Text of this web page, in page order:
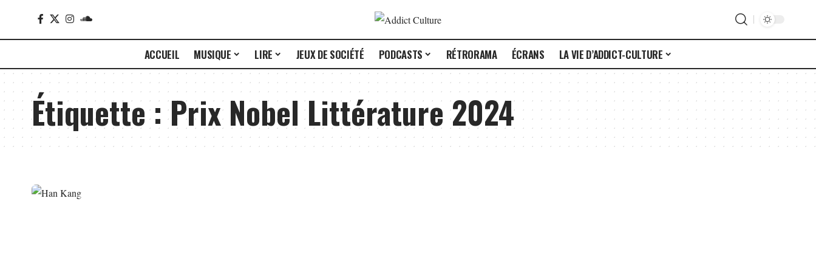
ACCUEIL MUSIQUE LIRE JEUX DE SOCIÉTÉ PODCASTS RÉTRORAMA ÉCRANS LA VIE D’ADDICT-CULTURE
Étiquette :Prix Nobel Littérature 2024